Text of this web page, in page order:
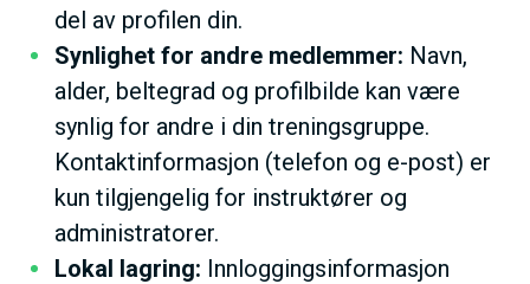
del av profilen din.
Synlighet for andre medlemmer: Navn,
alder, beltegrad og profilbilde kan være
synlig for andre i din treningsgruppe.
Kontaktinformasjon (telefon og e-post) er
kun tilgjengelig for instruktører og
administratorer.
Lokal lagring: Innloggingsinformasjon